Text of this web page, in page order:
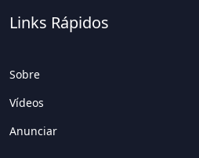
Links Rápidos
Sobre
Vídeos
Anunciar